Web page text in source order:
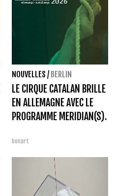
NOUVELLES / BERLIN
LE CIRQUE CATALAN BRILLE
EN ALLEMAGNE AVEC LE
PROGRAMME MERIDIAN(S).
bonart